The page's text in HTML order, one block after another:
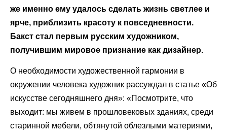
же именно ему удалось сделать жизнь светлее и
ярче, приблизить красоту к повседневности.
Бакст стал первым русским художником,
получившим мировое признание как дизайнер.
О необходимости художественной гармонии в
окружении человека художник рассуждал в статье «Об
искусстве сегодняшнего дня»: «Посмотрите, что
выходит: мы живем в прошловековых зданиях, среди
старинной мебели, обтянутой облезлыми материями,